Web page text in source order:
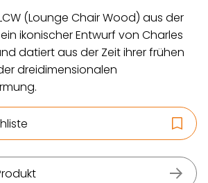
(Lounge Chair Wood) aus der
ikonischer Entwurf von Charles
datiert aus der Zeit ihrer frühen
dreidimensionalen